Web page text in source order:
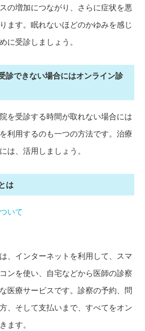
の増加につながり、さらに症状を悪
ます。眠れないほどのかゆみを感じ
に受診しましょう。
診できない場合にはオンライン診
を受診する時間が取れない場合には
利用するのも一つの方法です。治療
は、活用しましょう。
は
いて
、インターネットを利用して、スマ
ンを使い、自宅などから医師の診察
医療サービスです。診察の予約、問
、そして支払いまで、すべてをオン
ます。